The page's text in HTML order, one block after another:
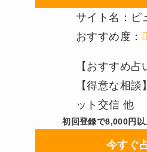
サイト名：ピ
おすすめ度：
【おすすめ
【得意な相
ット交信 他
初回登録で8,000円以
今すぐ